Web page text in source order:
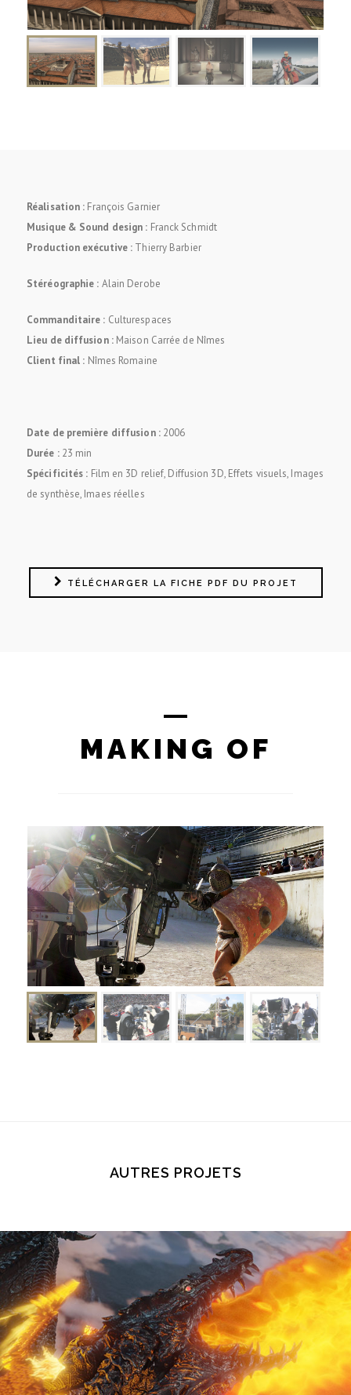
Réalisation : François Garnier
Musique & Sound design : Franck Schmidt
Production exécutive : Thierry Barbier
Stéréographie : Alain Derobe
Commanditaire : Culturespaces
Lieu de diffusion :Maison Carrée de Nîmes
Client final : Nîmes Romaine
Date de première diffusion :2006
Durée : 23 min
Spécificités : Film en 3D relief, Diffusion 3D, Effets visuels, Images
de synthèse, Imaes réelles
TÉLÉCHARGER LA FICHE PDF DU PROJET
MAKING OF
AUTRES PROJETS
DRAGON RIDE 2